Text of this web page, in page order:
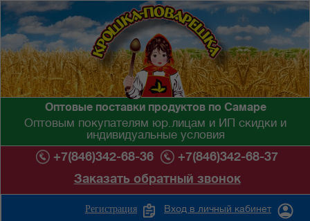
Оптовые поставки продуктов по Самаре
Оптовым покупателям юр.лицам и ИП скидки и
индивидуальные условия
+7(846)342-68-36
+7(846)342-68-37
Заказать обратный звонок
Вход в личный кабинет
Регистрация